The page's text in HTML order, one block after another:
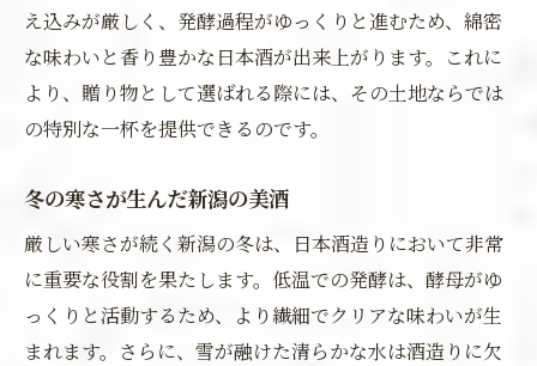
え込みが厳しく、発酵過程がゆっくりと進むため、綿密
な味わいと香り豊かな日本酒が出来上がります。これに
より、贈り物として選ばれる際には、その土地ならでは
の特別な一杯を提供できるのです。
冬の寒さが生んだ新潟の美酒
厳しい寒さが続く新潟の冬は、日本酒造りにおいて非常
に重要な役割を果たします。低温での発酵は、酵母がゆ
っくりと活動するため、より繊細でクリアな味わいが生
まれます。さらに、雪が融けた清らかな水は酒造りに欠